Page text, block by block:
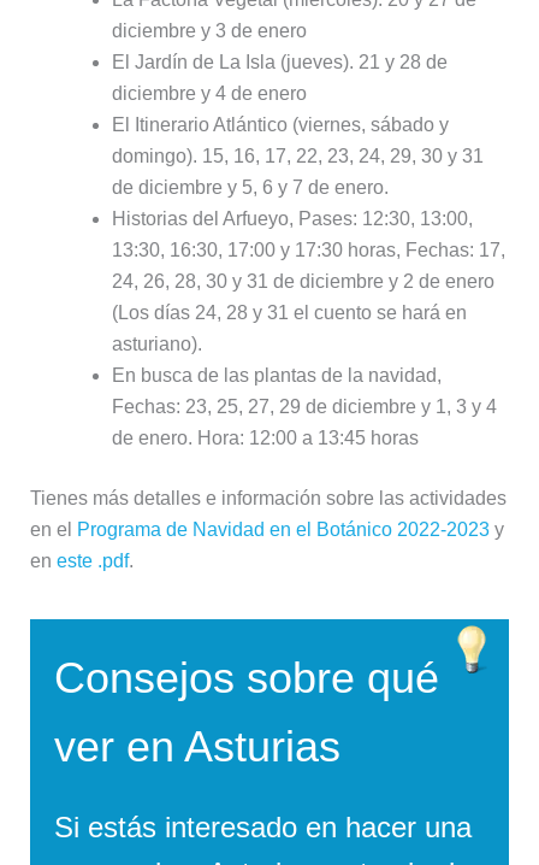
diciembre y 3 de enero
El Jardín de La Isla (jueves). 21 y 28 de
diciembre y 4 de enero
El Itinerario Atlántico (viernes, sábado y
domingo). 15, 16, 17, 22, 23, 24, 29, 30 y 31
de diciembre y 5, 6 y 7 de enero.
Historias del Arfueyo, Pases: 12:30, 13:00,
13:30, 16:30, 17:00 y 17:30 horas, Fechas: 17,
24, 26, 28, 30 y 31 de diciembre y 2 de enero
(Los días 24, 28 y 31 el cuento se hará en
asturiano).
En busca de las plantas de la navidad,
Fechas: 23, 25, 27, 29 de diciembre y 1, 3 y 4
de enero. Hora: 12:00 a 13:45 horas
Tienes más detalles e información sobre las actividades
en el
Programa de Navidad en el Botánico 2022-2023y
en este .pdf.
Consejos sobre qué
ver en Asturias
Si estás interesado en hacer una